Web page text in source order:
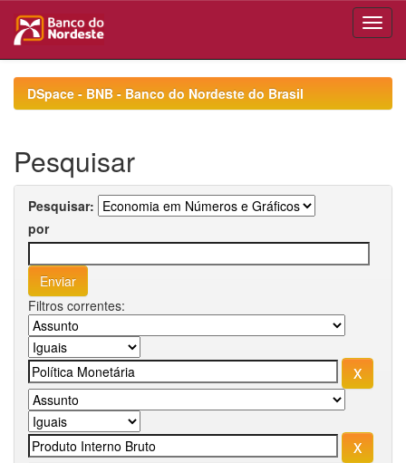
navigationDSpace - BNB - Banco do Nordeste do Brasil
Pesquisar
Pesquisar:
por
Filtros correntes: